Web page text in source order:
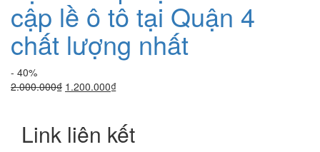
cập lề ô tô tại Quận 4
chất lượng nhất
- 40%
2.000.000₫ Giá
2.000.000₫.
1.200.000₫Giá
là:
1.200.000₫.
Link liên kết